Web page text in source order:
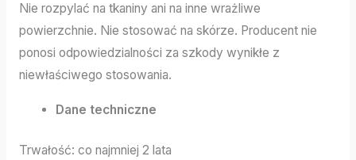
Nie rozpylać na tkaniny ani na inne wrażliwe
powierzchnie. Nie stosować na skórze. Producent nie
ponosi odpowiedzialności za szkody wynikłe z
niewłaściwego stosowania.
Dane techniczne
Trwałość: co najmniej 2 lata